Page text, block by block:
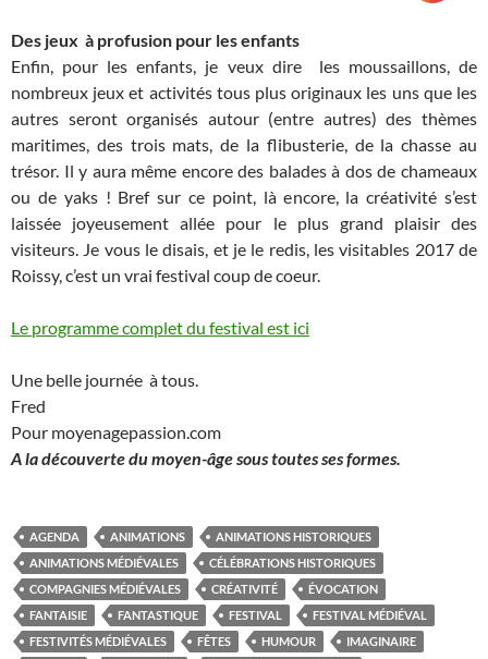
Des jeux à profusion pour les enfants
Enfin, pour les enfants, je veux dire les moussaillons, de
nombreux jeux et activités tous plus originaux les uns que les
autres seront organisés autour (entre autres) des thèmes
maritimes, des trois mats, de la flibusterie, de la chasse au
trésor. Il y aura même encore des balades à dos de chameaux
ou de yaks ! Bref sur ce point, là encore, la créativité s’est
laissée joyeusement allée pour le plus grand plaisir des
visiteurs. Je vous le disais, et je le redis, les visitables 2017 de
Roissy, c’est un vrai festival coup de coeur.
Le programme complet du festival est ici
Une belle journée à tous.
Fred
Pour moyenagepassion.com
A la découverte du moyen-âge sous toutes ses formes.
AGENDA ANIMATIONS
ANIMATIONS HISTORIQUES
ANIMATIONS MÉDIÉVALES
CÉLÉBRATIONS HISTORIQUES
COMPAGNIES MÉDIÉVALES
CRÉATIVITÉ
ÉVOCATION
FANTAISIE
FANTASTIQUE FESTIVAL
FESTIVAL MÉDIÉVAL
FESTIVITÉS MÉDIÉVALES
FÊTES HUMOUR
IMAGINAIRE